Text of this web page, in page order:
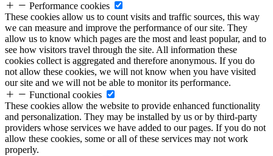
Performance cookies
These cookies allow us to count visits and traffic sources, this way
we can measure and improve the performance of our site. They
allow us to know which pages are the most and least popular, and to
see how visitors travel through the site. All information these
cookies collect is aggregated and therefore anonymous. If you do
not allow these cookies, we will not know when you have visited
our site and we will not be able to monitor its performance.
Functional cookies
These cookies allow the website to provide enhanced functionality
and personalization. They may be installed by us or by third-party
providers whose services we have added to our pages. If you do not
allow these cookies, some or all of these services may not work
properly.